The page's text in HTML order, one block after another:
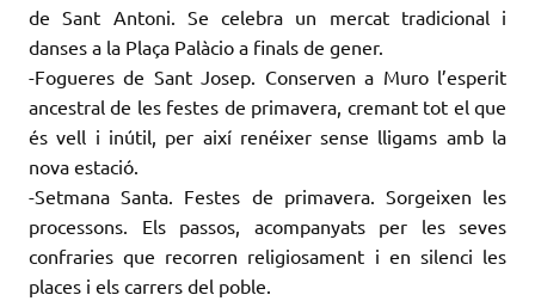
de Sant Antoni. Se celebra un mercat tradicional i
danses a la Plaça Palàcio a finals de gener.
-Fogueres de Sant Josep. Conserven a Muro l’esperit
ancestral de les festes de primavera, cremant tot el que
és vell i inútil, per així renéixer sense lligams amb la
nova estació.
-Setmana Santa. Festes de primavera. Sorgeixen les
processons. Els passos, acompanyats per les seves
confraries que recorren religiosament i en silenci les
places i els carrers del poble.